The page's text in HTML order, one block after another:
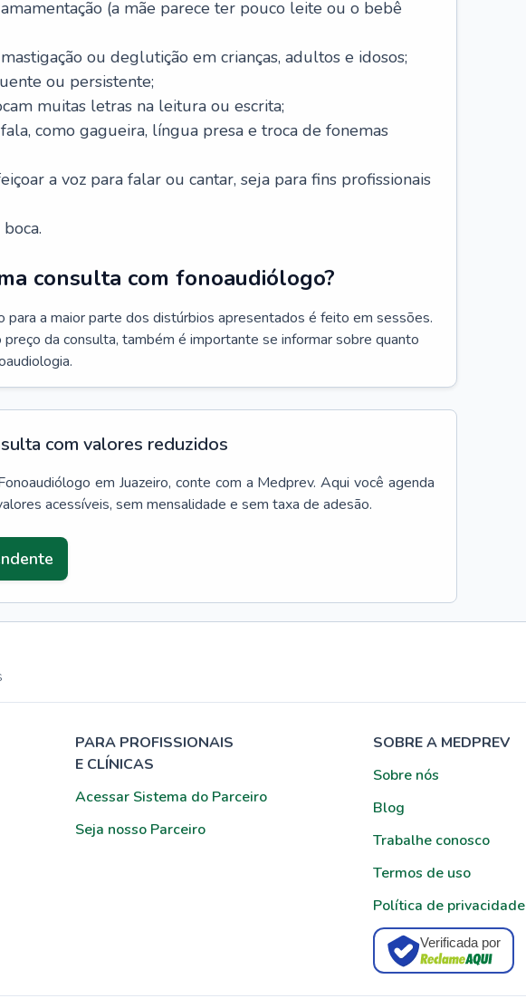
(a mãe parece ter pouco leite ou o bebê
ou deglutição em crianças, adultos e idosos;
ou persistente;
muitas letras na leitura ou escrita;
como gagueira, língua presa e troca de fonemas
a voz para falar ou cantar, seja para fins profissionais
consulta com fonoaudiólogo?
para a maior parte dos distúrbios apresentados é feito em sessões.
da consulta, também é importante se informar sobre quanto
com valores reduzidos
em Juazeiro, conte com a Medprev. Aqui você agenda
acessíveis, sem mensalidade e sem taxa de adesão.
PARA PROFISSIONAIS
E CLÍNICAS
Acessar Sistema do Parceiro
Seja nosso Parceiro
SOBRE A MEDPREV
Sobre nós
Blog
Trabalhe conosco
Termos de uso
Política de privacidade
Verificada por